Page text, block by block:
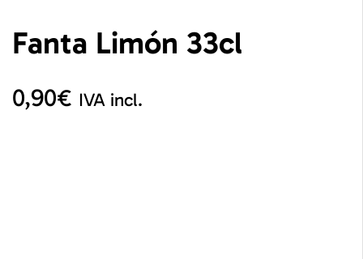
Fanta Limón 33cl
0,90€ IVA incl.